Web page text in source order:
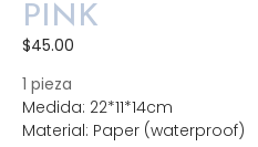
PINK
$45.00
1 pieza
Medida: 22*11*14cm
Material: Paper (waterproof)